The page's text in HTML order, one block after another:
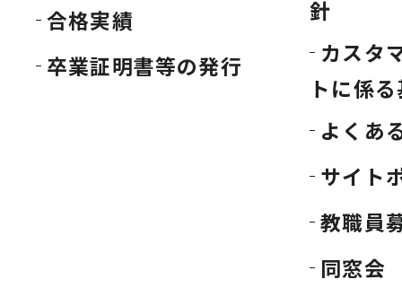
合格実績
卒業証明書等の発行
針
カスタ
トに係
よくあ
サイト
教職員
同窓会